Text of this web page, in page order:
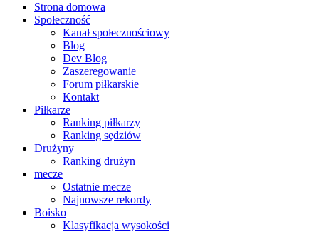
Strona domowa
Społeczność
Kanał społecznościowy
Blog
Dev Blog
Zaszeregowanie
Forum piłkarskie
Kontakt
Piłkarze
Ranking piłkarzy
Ranking sędziów
Drużyny
Ranking drużyn
mecze
Ostatnie mecze
Najnowsze rekordy
Boisko
Klasyfikacja wysokości